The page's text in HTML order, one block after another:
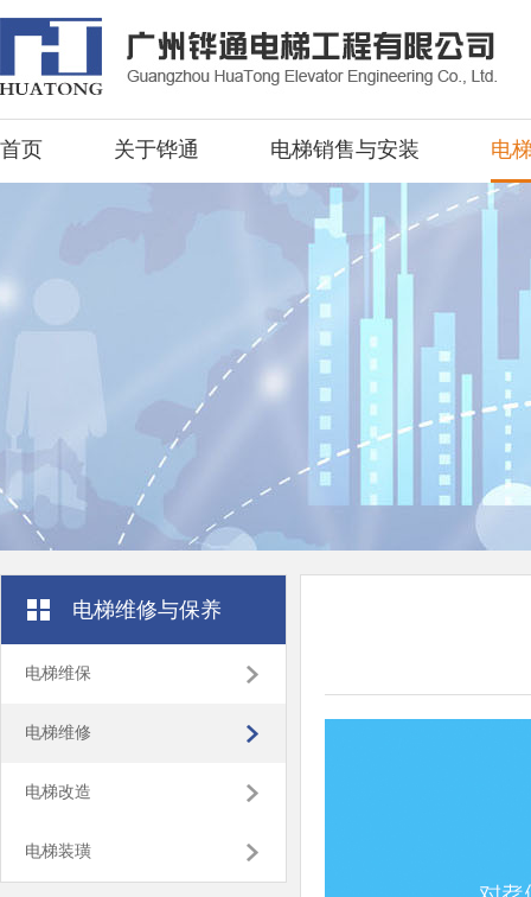
首页 关于铧通 电梯销售与安装 电
电梯维修与保养
电梯维保
电梯维修
电梯改造
电梯装璜